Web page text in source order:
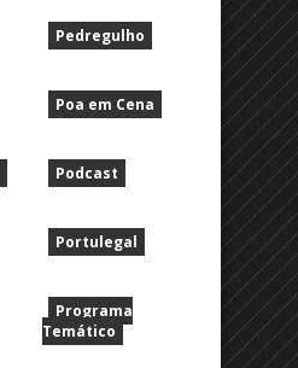
Pedregulho
Poa em Cena
Podcast
Portulegal
Programa
Temático